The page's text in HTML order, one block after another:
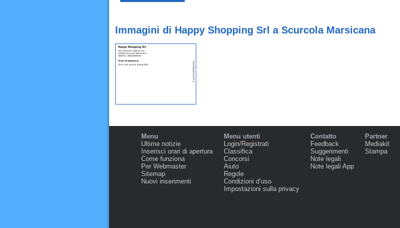
Immagini di Happy Shopping Srl a Scurcola Marsicana
Menu
Ultime notizie
Inserisci orari di apertura
Come funziona
Per Webmaster
Sitemap
Nuovi inserimenti
Menu utenti
Login/Registrati
Classifica
Concorsi
Aiuto
Regole
Condizioni d‘uso
Impostazioni sulla privacy
Contatto
Feedback
Suggerimenti
Note legali
Note legali App
Partner
Mediakit
Stampa